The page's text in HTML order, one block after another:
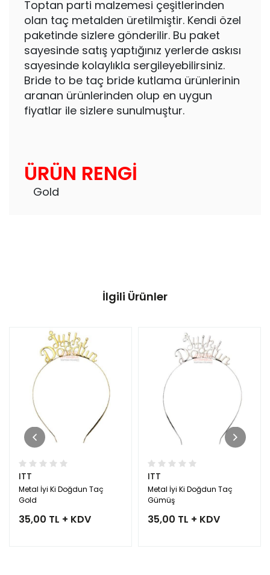
Toptan parti malzemesi çeşitlerinden
olan taç metalden üretilmiştir. Kendi özel
paketinde sizlere gönderilir. Bu paket
sayesinde satış yaptığınız yerlerde askısı
sayesinde kolaylıkla sergileyebilirsiniz.
Bride to be taç bride kutlama ürünlerinin
aranan ürünlerinden olup en uygun
fiyatlar ile sizlere sunulmuştur.
ÜRÜN RENGİ
Gold
İlgili Ürünler
ITT
Metal İyi Ki Doğdun Taç
Gold
35,00 TL + KDV
ITT
Metal İyi Ki Doğdun Taç
Gümüş
35,00 TL + KDV